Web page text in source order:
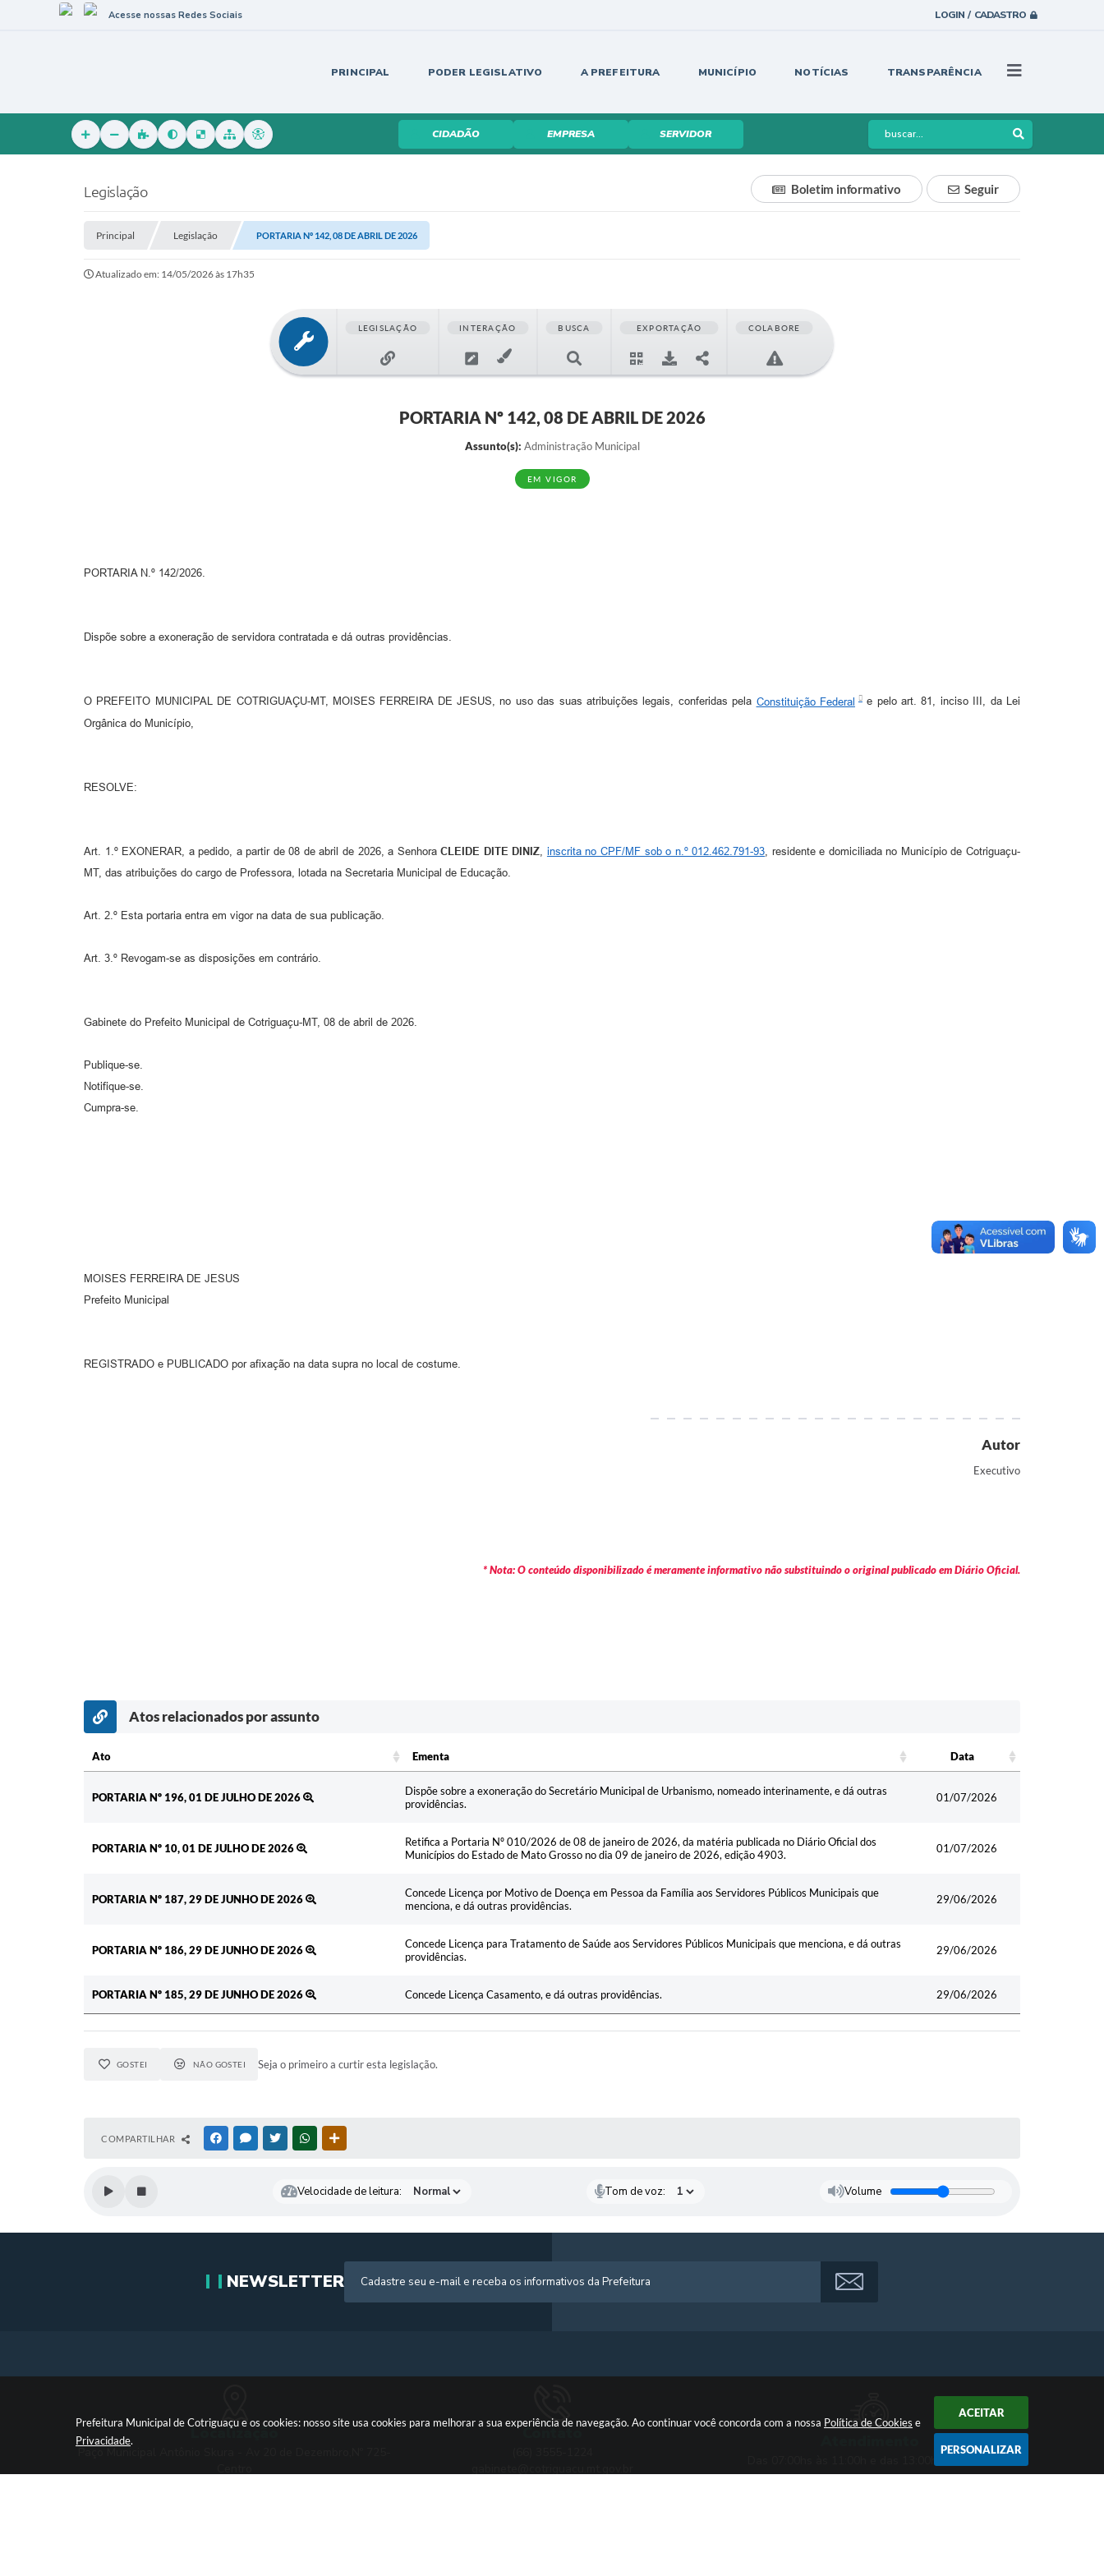
Prefeitura Municipal de Cotriguaçu e os cookies: nosso site usa cookies para melhorar a sua experiência de navegação. Ao continuar você concorda com a nossa Política de Cookies e
Privacidade.
ACEITAR
PERSONALIZAR
LOGIN / CADASTRO
Acesse nossas Redes Sociais
PRINCIPAL PODER LEGISLATIVO A PREFEITURA MUNICÍPIO NOTÍCIAS TRANSPARÊNCIA
CIDADÃO EMPRESA SERVIDOR
Legislação Seguir
Boletim informativo
Principal Legislação PORTARIA Nº 142, 08 DE ABRIL DE 2026
Atualizado em: 14/05/2026 às 17h35
LEGISLAÇÃO INTERAÇÃO BUSCA EXPORTAÇÃO COLABORE
PORTARIA Nº 142, 08 DE ABRIL DE 2026
Assunto(s): Administração Municipal
EM VIGOR
PORTARIA N.º 142/2026.
Dispõe sobre a exoneração de servidora contratada e dá outras providências.
O PREFEITO MUNICIPAL DE COTRIGUAÇU-MT, MOISES FERREIRA DE JESUS, no uso das suas atribuições legais, conferidas pela Constituição Federal
e pelo art. 81, inciso III, da Lei
Orgânica do Município,
RESOLVE:
Art. 1.º EXONERAR, a pedido, a partir de 08 de abril de 2026, a SenhoraCLEIDE DITE DINIZ inscrita no CPF/MF sob o n.º 012.462.791-93 , residente e domiciliada no Município de Cotriguaçu-
MT, das atribuições do cargo de Professora, lotada na Secretaria Municipal de Educação.
Art. 2.º Esta portaria entra em vigor na data de sua publicação.
Art. 3.º Revogam-se as disposições em contrário.
Gabinete do Prefeito Municipal de Cotriguaçu-MT, 08 de abril de 2026.
Publique-se.
Notifique-se.
Cumpra-se.
MOISES FERREIRA DE JESUS
Prefeito Municipal
REGISTRADO e PUBLICADO por afixação na data supra no local de costume.
Autor
Executivo
* Nota: O conteúdo disponibilizado é meramente informativo não substituindo o original publicado em Diário Oficial.
Atos relacionados por assunto
Ato Ementa
Data
PORTARIA Nº 196, 01 DE JULHO DE 2026
Dispõe sobre a exoneração do Secretário Municipal de Urbanismo, nomeado interinamente, e dá outras
providências.
01/07/2026
PORTARIA Nº 10, 01 DE JULHO DE 2026
Retifica a Portaria Nº 010/2026 de 08 de janeiro de 2026, da matéria publicada no Diário Oficial dos
Municípios do Estado de Mato Grosso no dia 09 de janeiro de 2026, edição 4903.
01/07/2026
PORTARIA Nº 187, 29 DE JUNHO DE 2026
Concede Licença por Motivo de Doença em Pessoa da Família aos Servidores Públicos Municipais que
menciona, e dá outras providências.
29/06/2026
PORTARIA Nº 186, 29 DE JUNHO DE 2026
Concede Licença para Tratamento de Saúde aos Servidores Públicos Municipais que menciona, e dá outras
providências.
29/06/2026
PORTARIA Nº 185, 29 DE JUNHO DE 2026 Concede Licença Casamento, e dá outras providências. 29/06/2026
GOSTEI NÃO GOSTEI Seja o primeiro a curtir esta legislação.
COMPARTILHAR FACEBOOKMESSENGER
TWITTERWHATSAPP
Velocidade de leitura: Tom de voz: Volume
NEWSLETTER
Localização Contato